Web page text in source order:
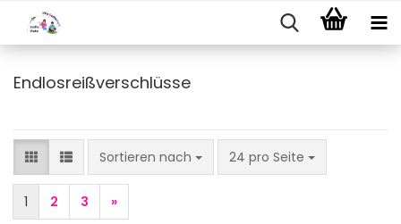
Endlosreißverschlüsse
Sortieren nach
Sortieren nach 24 pro Seite
pro Seite
1 2 3 »